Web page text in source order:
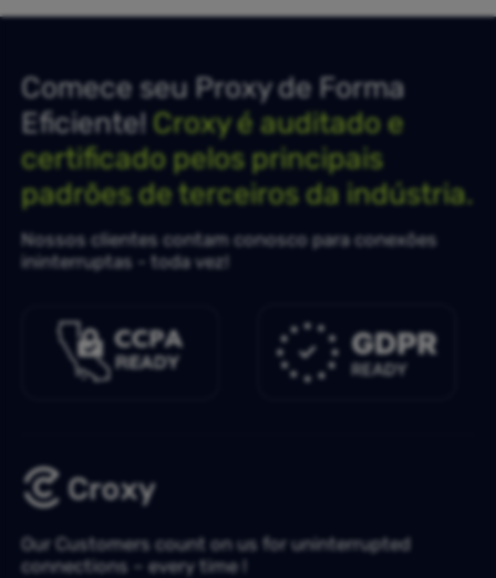
Comece seu Proxy de Forma
Eficiente!Croxy é auditado e
certificado pelos principais
padrões de terceiros da indústria.
Nossos clientes contam conosco para conexões
ininterruptas - toda vez!
Our Customers count on us for uninterrupted
connections – every time !